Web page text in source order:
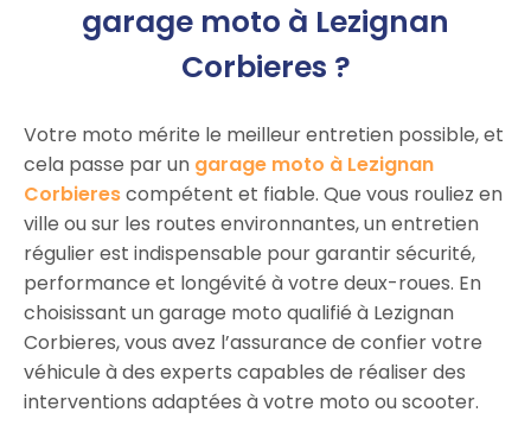
garage moto à Lezignan
Corbieres ?
Votre moto mérite le meilleur entretien possible, et
cela passe par un garage moto à Lezignan
Corbierescompétent et fiable. Que vous rouliez en
ville ou sur les routes environnantes, un entretien
régulier est indispensable pour garantir sécurité,
performance et longévité à votre deux-roues. En
choisissant un garage moto qualifié à Lezignan
Corbieres, vous avez l’assurance de confier votre
véhicule à des experts capables de réaliser des
interventions adaptées à votre moto ou scooter.